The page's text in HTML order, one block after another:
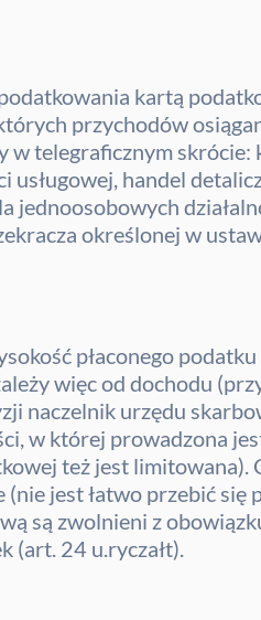
kartą
przychodów
w telegraficznym skrócie:
handel
jednoosobowych
określonej w
płaconego
więc od dochodu
naczelnik urzędu
w której prowadzona
też jest limitowana).
jest łatwo przebić się
są zwolnieni z
(art. 24 u.ryczałt).